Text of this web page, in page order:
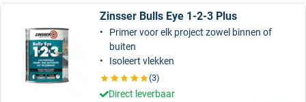
Zinsser Bulls Eye 1-2-3 Plus
Primer voor elk project zowel binnen of
buiten
Isoleert vlekken
(3)
Direct leverbaar